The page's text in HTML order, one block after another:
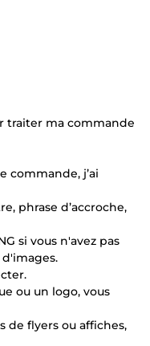
traiter ma commande
commande, j’ai
phrase d’accroche,
si vous n'avez pas
ou un logo, vous
de flyers ou affiches,